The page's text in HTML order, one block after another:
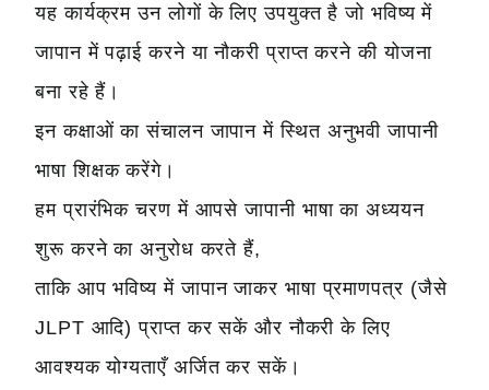
यह कार्यक्रम उन लोगों के लिए उपयुक्त है जो भविष्य में
जापान में पढ़ाई करने या नौकरी प्राप्त करने की योजना
बना रहे हैं।
इन कक्षाओं का संचालन जापान में स्थित अनुभवी जापानी
भाषा शिक्षक करेंगे।
हम प्रारंभिक चरण में आपसे जापानी भाषा का अध्ययन
शुरू करने का अनुरोध करते हैं,
ताकि आप भविष्य में जापान जाकर भाषा प्रमाणपत्र (जैसे
JLPT आदि) प्राप्त कर सकें और नौकरी के लिए
आवश्यक योग्यताएँ अर्जित कर सकें।